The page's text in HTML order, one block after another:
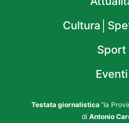
Sport
Eventi
Testata giornalistica “la
di Antonio